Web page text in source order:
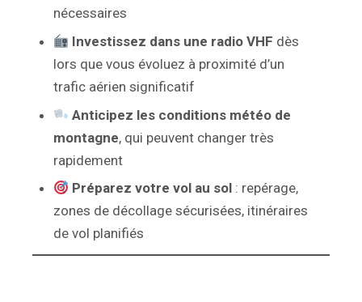
nécessaires
Investissez dans une radio VHF dès
lors que vous évoluez à proximité d’un
trafic aérien significatif
Anticipez les conditions météo de
montagne, qui peuvent changer très
rapidement
Préparez votre vol au sol: repérage,
zones de décollage sécurisées, itinéraires
de vol planifiés